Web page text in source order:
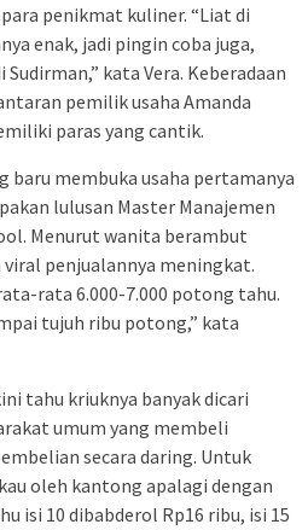
penikmat kuliner. “Liat di
enak, jadi pingin coba juga,
kata Vera. Keberadaan
pemilik usaha Amanda
paras yang cantik.
baru membuka usaha pertamanya
lulusan Master Manajemen
Menurut wanita berambut
viral penjualannya meningkat.
rata 6.000-7.000 potong tahu.
tujuh ribu potong,” kata
tahu kriuknya banyak dicari
umum yang membeli
secara daring. Untuk
oleh kantong apalagi dengan
isi 10 dibabderol Rp16 ribu, isi 15